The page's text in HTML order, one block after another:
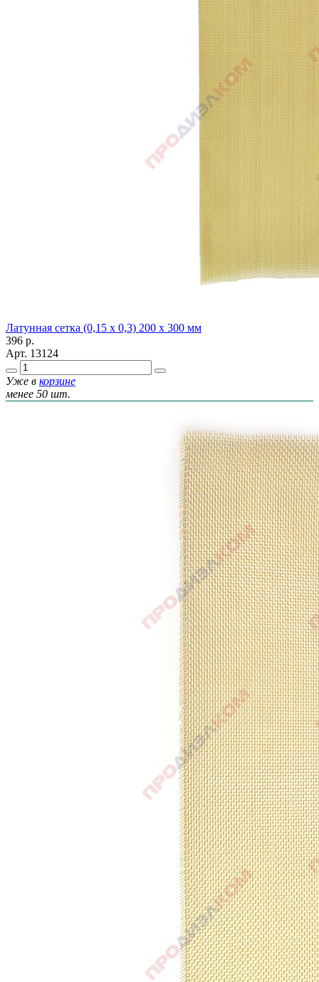
Латунная сетка (0,15 х 0,3) 200 х 300 мм
396 р.
Арт. 13124
Уже в корзине
менее 50 шт.